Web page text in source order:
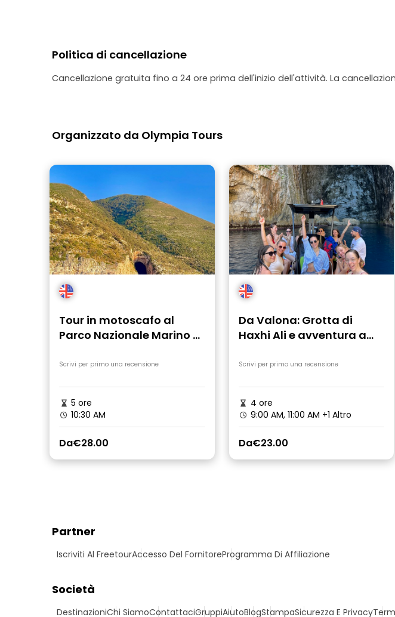
Politica di cancellazione
Cancellazione gratuita fino a 24 ore prima dell'inizio dell'attività. La
Organizzato da Olympia Tours
Tour in motoscafo al
Parco Nazionale Marino di
Scrivi per primo una recensione
5 ore
10:30 AM
Da€28.00
Da Valona: Grotta di
Haxhi Ali e avventura a
Scrivi per primo una recensione
4 ore
9:00 AM, 11:00 AM +1 Altro
Da€23.00
Partner
Iscriviti Al FreetourAccesso Del FornitoreProgramma Di Affiliazione
Società
DestinazioniChi SiamoContattaciGruppiAiutoBlogStampaSicurezza E Privacy